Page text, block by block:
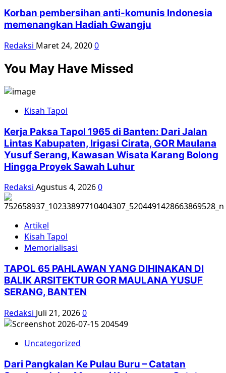
Korban pembersihan anti-komunis Indonesia
memenangkan Hadiah Gwangju
Redaksi Maret 24, 20200
You May Have Missed
Kisah Tapol
Kerja Paksa Tapol 1965 di Banten: Dari Jalan
Lintas Kabupaten, Irigasi Cirata, GOR Maulana
Yusuf Serang, Kawasan Wisata Karang Bolong
Hingga Proyek Sawah Luhur
Redaksi Agustus 4, 20260
Artikel
Kisah Tapol
Memorialisasi
TAPOL 65 PAHLAWAN YANG DIHINAKAN DI
BALIK ARSITEKTUR GOR MAULANA YUSUF
SERANG, BANTEN
Redaksi Juli 21, 20260
Uncategorized
Dari Pangkalan Ke Pulau Buru – Catatan